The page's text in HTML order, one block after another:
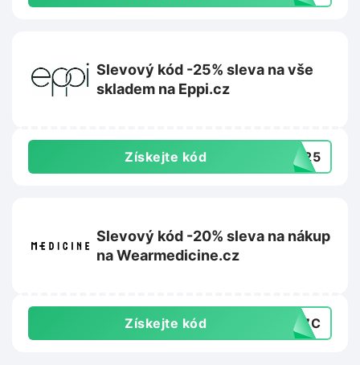
Slevový kód -25% sleva na vše
skladem na Eppi.cz
Získejte kód UN25
Slevový kód -20% sleva na nákup
na Wearmedicine.cz
Získejte kód EC7C